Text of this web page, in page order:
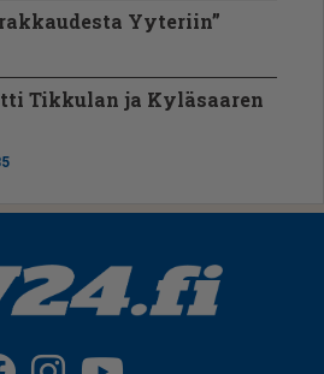
Yyteriin”
Tikkulan ja Kyläsaaren